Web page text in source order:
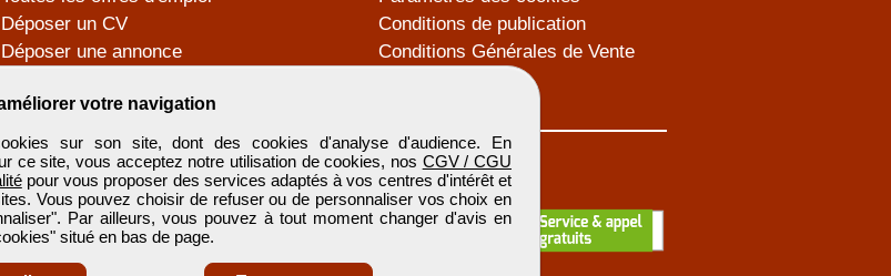
votre navigation
sur son site, dont des cookies d'analyse d'audience. En
ce site, vous acceptez notre utilisation de cookies, nos CGV / CGU
pour vous proposer des services adaptés à vos centres d'intérêt et
Vous pouvez choisir de refuser ou de personnaliser vos choix en
Par ailleurs, vous pouvez à tout moment changer d'avis en
situé en bas de page.
Déposer un CV
Déposer une annonce
Conditions de publication
Conditions Générales de Vente